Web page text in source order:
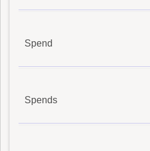
Spend
Spends